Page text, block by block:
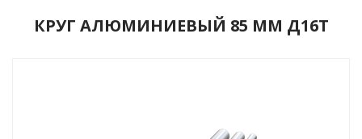
КРУГ АЛЮМИНИЕВЫЙ 85 ММ Д16Т